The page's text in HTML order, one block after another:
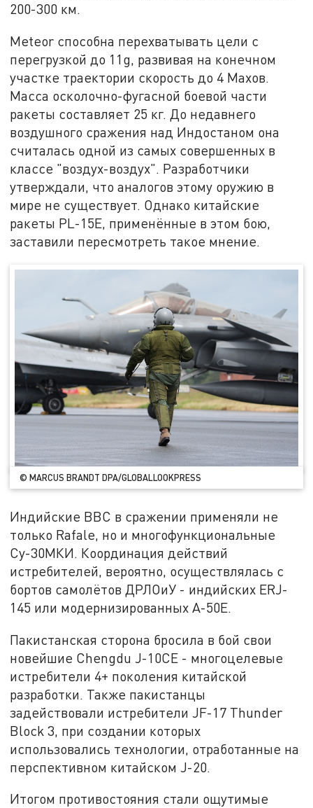
200-300 км.
Meteor способна перехватывать цели с
перегрузкой до 11g, развивая на конечном
участке траектории скорость до 4 Махов.
Масса осколочно-фугасной боевой части
ракеты составляет 25 кг. До недавнего
воздушного сражения над Индостаном она
считалась одной из самых совершенных в
классе "воздух-воздух". Разработчики
утверждали, что аналогов этому оружию в
мире не существует. Однако китайские
ракеты PL-15E, применённые в этом бою,
заставили пересмотреть такое мнение.
© MARCUS BRANDT DPA/GLOBALLOOKPRESS
Индийские ВВС в сражении применяли не
только Rafale, но и многофункциональные
Су-30МКИ. Координация действий
истребителей, вероятно, осуществлялась с
бортов самолётов ДРЛОиУ - индийских ERJ-
145 или модернизированных A-50E.
Пакистанская сторона бросила в бой свои
новейшие Chengdu J-10CE - многоцелевые
истребители 4+ поколения китайской
разработки. Также пакистанцы
задействовали истребители JF-17 Thunder
Block 3, при создании которых
использовались технологии, отработанные на
перспективном китайском J-20.
Итогом противостояния стали ощутимые